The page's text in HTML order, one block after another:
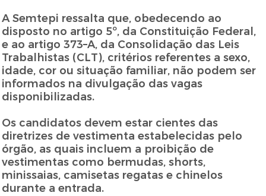
A Semtepi ressalta que, obedecendo ao
disposto no artigo 5º, da Constituição Federal,
e ao artigo 373–A, da Consolidação das Leis
Trabalhistas (CLT), critérios referentes a sexo,
idade, cor ou situação familiar, não podem ser
informados na divulgação das vagas
disponibilizadas.
Os candidatos devem estar cientes das
diretrizes de vestimenta estabelecidas pelo
órgão, as quais incluem a proibição de
vestimentas como bermudas, shorts,
minissaias, camisetas regatas e chinelos
durante a entrada.